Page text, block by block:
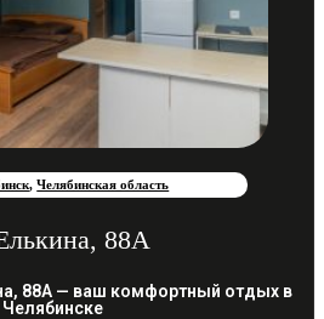
,Челябинская область
88А
88А — ваш комфортный отдых в
Челябинске